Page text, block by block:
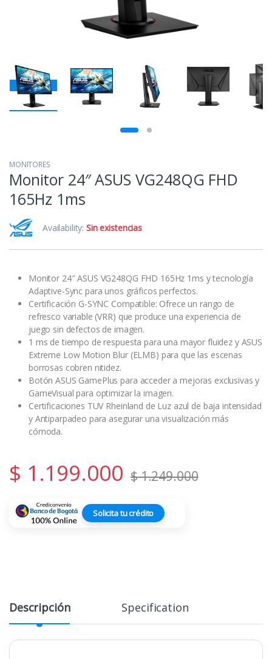
MONITORES
Monitor 24″ ASUS VG248QG FHD
165Hz 1ms
Availability:Sin existencias
Monitor 24″ ASUS VG248QG FHD 165Hz 1ms y tecnología
Adaptive-Sync para unos gráficos perfectos.
Certificación G-SYNC Compatible: Ofrece un rango de
refresco variable (VRR) que produce una experiencia de
juego sin defectos de imagen.
1 ms de tiempo de respuesta para una mayor fluidez y ASUS
Extreme Low Motion Blur (ELMB) para que las escenas
borrosas cobren nitidez.
Botón ASUS GamePlus para acceder a mejoras exclusivas y
GameVisual para optimizar la imagen.
Certificaciones TUV Rheinland de Luz azul de baja intensidad
y Antiparpadeo para asegurar una visualización más
cómoda.
$ 1.199.000 $1.249.000
Solicita tu crédito
Descripción Specification